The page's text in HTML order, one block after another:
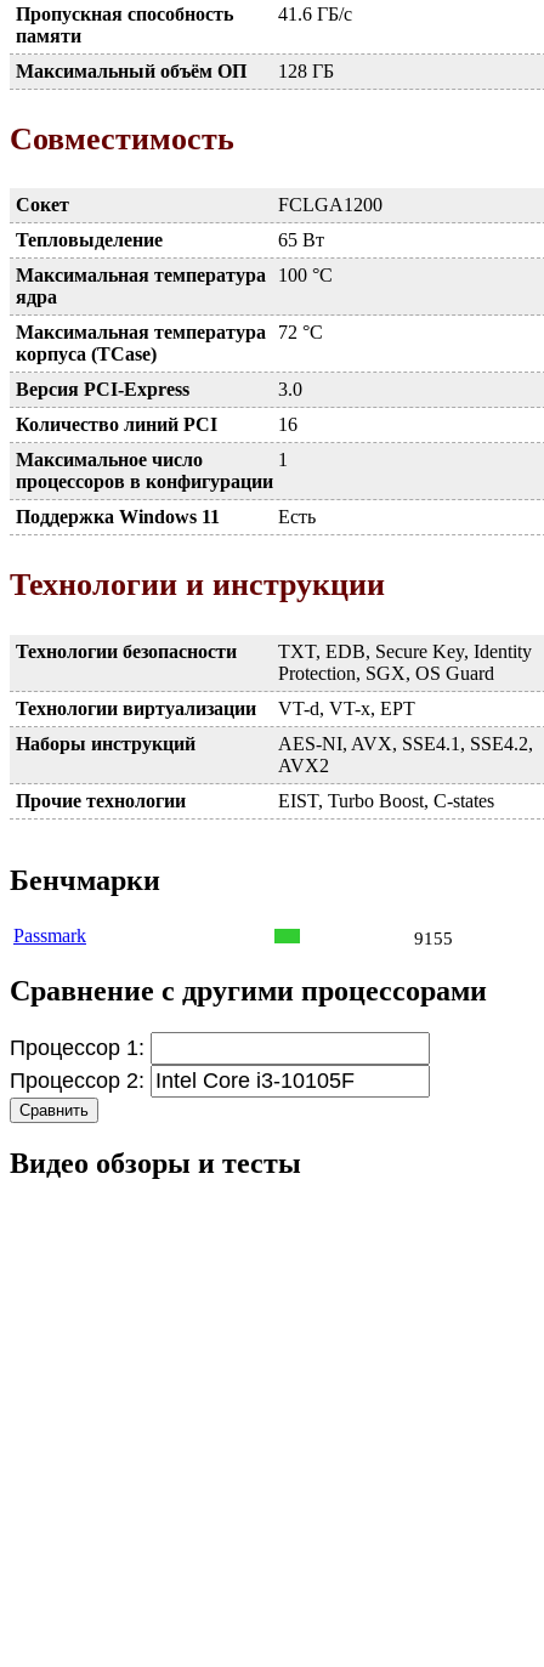
Пропускная способность
памяти
41.6 ГБ/с
Максимальный объём ОП 128 ГБ
Совместимость
Сокет
FCLGA1200
Тепловыделение
65 Вт
Максимальная температура
ядра
100 °C
Максимальная температура
корпуса (TCase)
72 °C
Версия PCI-Express
3.0
Количество линий PCI
16
Максимальное число
процессоров в конфигурации
1
Поддержка Windows 11 Есть
Технологии и инструкции
Технологии безопасности
TXT, EDB, Secure Key, Identity
Protection, SGX, OS Guard
Технологии виртуализации
VT-d, VT-x, EPT
Наборы инструкций
AES-NI, AVX, SSE4.1, SSE4.2,
AVX2
Прочие технологии
EIST, Turbo Boost, C-states
Бенчмарки
Passmark 9155
Сравнение с другими процессорами
Процессор 1:
Процессор 2:
Сравнить
Видео обзоры и тесты